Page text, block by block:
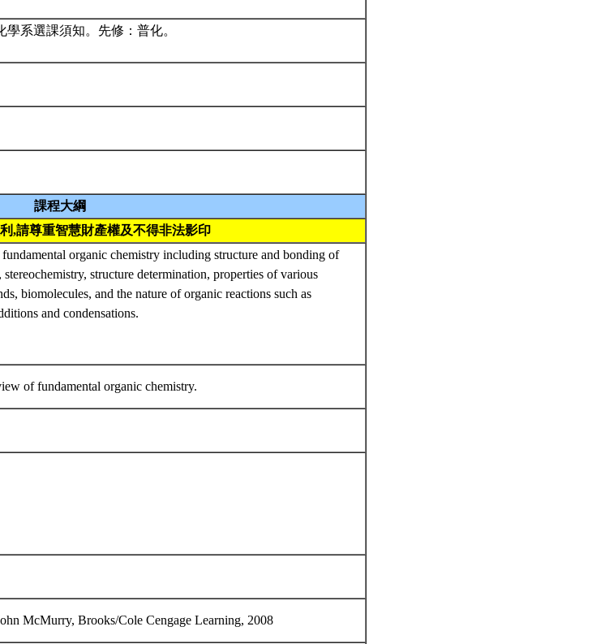
系選課須知。先修：普化。
課程大綱
,請尊重智慧財產權及不得非法影印
organic chemistry including structure and bonding of
structure determination, properties of various
biomolecules, and the nature of organic reactions such as
and condensations.
of fundamental organic chemistry.
McMurry, Brooks/Cole Cengage Learning, 2008